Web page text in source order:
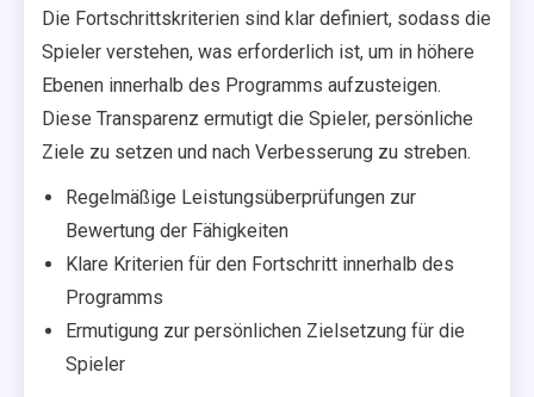
Die Fortschrittskriterien sind klar definiert, sodass die
Spieler verstehen, was erforderlich ist, um in höhere
Ebenen innerhalb des Programms aufzusteigen.
Diese Transparenz ermutigt die Spieler, persönliche
Ziele zu setzen und nach Verbesserung zu streben.
Regelmäßige Leistungsüberprüfungen zur
Bewertung der Fähigkeiten
Klare Kriterien für den Fortschritt innerhalb des
Programms
Ermutigung zur persönlichen Zielsetzung für die
Spieler